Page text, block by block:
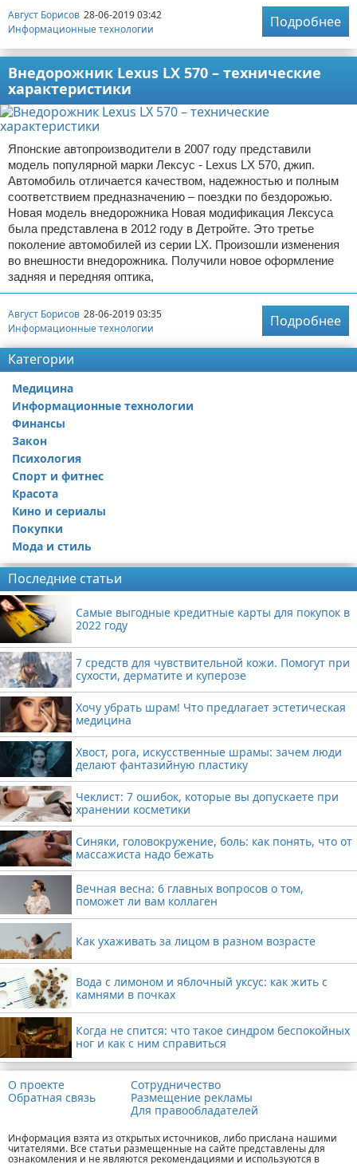
Август Борисов 28-06-2019 03:42
Информационные технологии
Подробнее
Внедорожник Lexus LX 570 – технические
характеристики
Японские автопроизводители в 2007 году представили
модель популярной марки Лексус - Lexus LX 570, джип.
Автомобиль отличается качеством, надежностью и полным
соответствием предназначению – поездки по бездорожью.
Новая модель внедорожника Новая модификация Лексуса
была представлена в 2012 году в Детройте. Это третье
поколение автомобилей из серии LX. Произошли изменения
во внешности внедорожника. Получили новое оформление
задняя и передняя оптика,
Август Борисов 28-06-2019 03:35
Информационные технологии
Подробнее
Категории
Медицина
Информационные технологии
Финансы
Закон
Психология
Спорт и фитнес
Красота
Кино и сериалы
Покупки
Мода и стиль
Последние статьи
Самые выгодные кредитные карты для покупок в
2022 году
7 средств для чувствительной кожи. Помогут при
сухости, дерматите и куперозе
Хочу убрать шрам! Что предлагает эстетическая
медицина
Хвост, рога, искусственные шрамы: зачем люди
делают фантазийную пластику
Чеклист: 7 ошибок, которые вы допускаете при
хранении косметики
Синяки, головокружение, боль: как понять, что от
массажиста надо бежать
Вечная весна: 6 главных вопросов о том,
поможет ли вам коллаген
Как ухаживать за лицом в разном возрасте
Вода с лимоном и яблочный уксус: как жить с
камнями в почках
Когда не спится: что такое синдром беспокойных
ног и как с ним справиться
О проекте
Обратная связь
Сотрудничество
Размещение рекламы
Для правообладателей
Информация взята из открытых источников, либо прислана нашими
читателями. Все статьи размещенные на сайте представлены для
ознакомления и не являются рекомендациями и используются в